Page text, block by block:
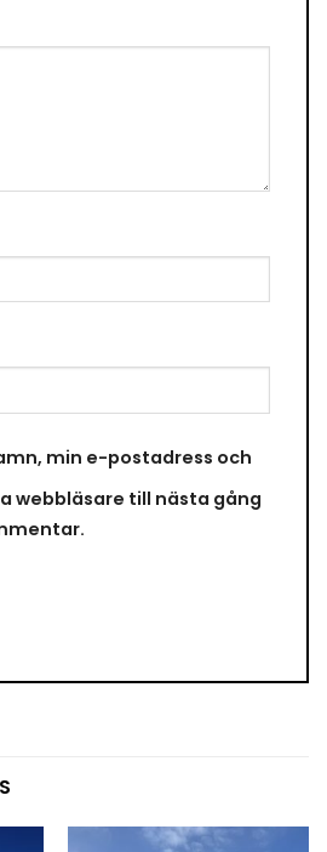
min e-postadress och
webbläsare till nästa gång